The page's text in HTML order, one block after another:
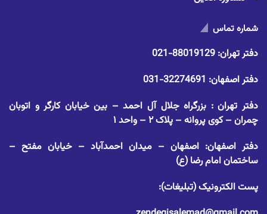
شماره تماس
دفتر تهران: 88019129-021
دفتر اصفهان: 32274691-031
دفتر تهران : بزرگراه جلال آل احمد – بین خیابان کارگر و اتوبان
چمران – کوی پروانه – پلاک ۲ – واحد ۱
دفتر اصفهان: اصفهان – میدان احمدآباد – خیابان مفتح –
ساختمان امام رضا (ع)
پست الکترونیک (تبلیغات):